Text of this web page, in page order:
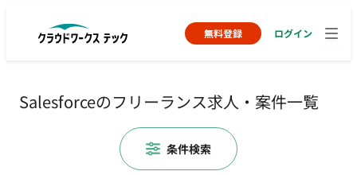
無料登録 ログイン
Salesforceのフリーランス求人・案件一覧
条件検索